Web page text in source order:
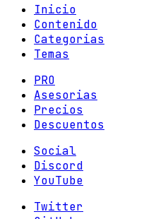
Inicio
Contenido
Categorias
Temas
PRO
Asesorias
Precios
Descuentos
Social
Discord
YouTube
Twitter